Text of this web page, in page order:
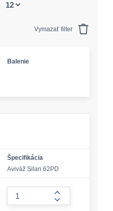
Vymazať filter
Balenie
Špecifikácia
Aviváž Silan 62PD
form.increase-